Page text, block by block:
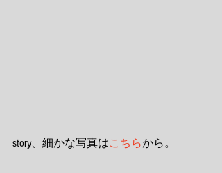
story、細かな写真はこちらから。